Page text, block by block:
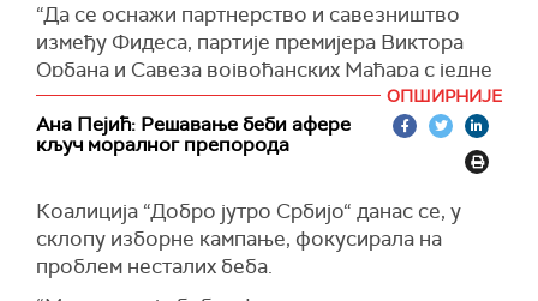
“Да се оснажи партнерство и савезништво
између Фидеса, партије премијера Виктора
Орбана и Савеза војвођанских Мађара с једне
стране, а с друге стране - да Мађари буду
јединствени на изборима 17. децембра, да
подрже СВМ у интересу тога да можемо да
наставимо овај рад који је иза нас, у интересу
очувања нашег идентитета“, рекао је Балинт
Пастор из СВМ.
ОПШИРНИЈЕ
Ана Пејић: Решавање беби афере
кључ моралног препорода
Коалиција “Добро јутро Србијо“ данас се, у
склопу изборне кампање, фокусирала на
проблем несталих беба.